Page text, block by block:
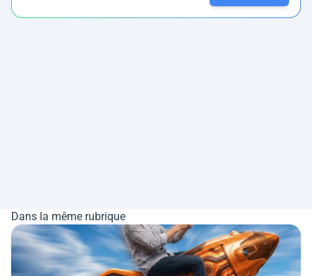
Dans la même rubrique